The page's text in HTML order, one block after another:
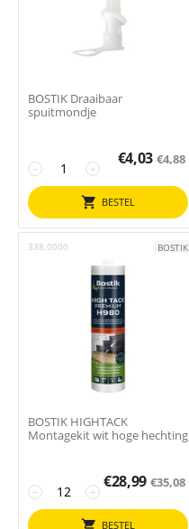
BOSTIK Draaibaar
spuitmondje
+
−
€4,03 €4,88
BESTEL
338.0000 BOSTIK
BOSTIK HIGHTACK
Montagekit wit hoge hechting
+
−
€28,99 €35,08
BESTEL